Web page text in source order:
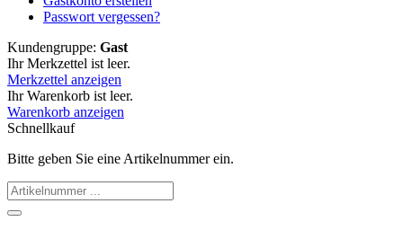
Passwort vergessen?
Kundengruppe: Gast
Ihr Merkzettel ist leer.
Merkzettel anzeigen
Ihr Warenkorb ist leer.
Warenkorb anzeigen
Schnellkauf
Bitte geben Sie eine Artikelnummer ein.